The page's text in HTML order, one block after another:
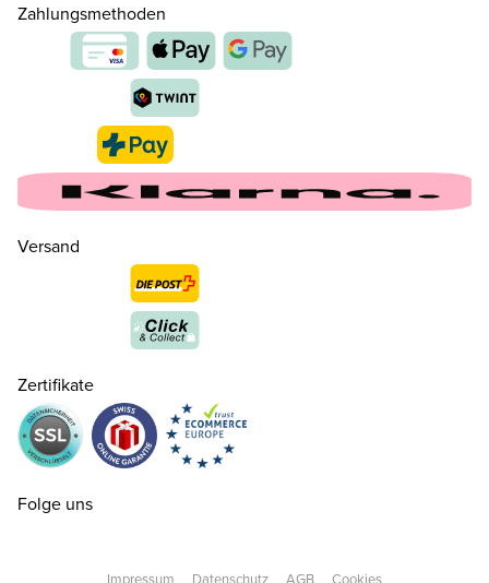
20 CHF 49.50
CHF 49.50
Zahlungsmethoden
Versand
Zertifikate
Folge uns